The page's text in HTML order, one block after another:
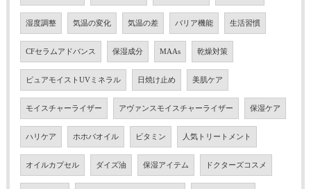
湿度調整 気温の変化 気温の差 バリア機能 生活習慣
CFセラムアドバンス 保湿成分 MAAs 乾燥対策
ピュアモイストUVミネラル 日焼け止め 美肌ケア
モイスチャーライザー アヴァンスモイスチャーライザー 保湿ケア
ハリケア ホホバオイル ビタミン 人気トリートメント
オイルカプセル ダイズ油 保湿アイテム ドクターズコスメ